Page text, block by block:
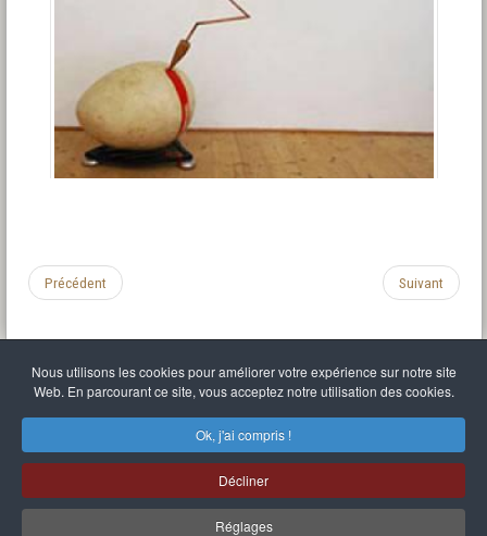
Nous utilisons les cookies pour améliorer votre expérience sur notre site
Web. En parcourant ce site, vous acceptez notre utilisation des cookies.
Ok, j'ai compris !
Décliner
Réglages
Précédent Suivant
Mentions légales Politique de confidentialité
Plan du site
Mr Balthasar Brennenstuhl
Artiste sculpteur et peintre
Quai Séverine Résidence Navy Club / 17 83430 Saint-Mandrier-sur-Mer,Provence-
Alpes-Côte d'Azur